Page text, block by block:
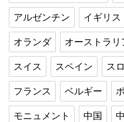
アルゼンチン イギリス
オランダ オーストラリ
スイス スペイン ス
フランス ベルギー
モニュメント 中国